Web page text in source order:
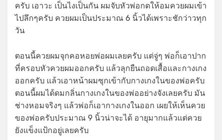
ครับ เอาวะ เป็นไงเป็นกัน ผมจับหัวพ่อกดให้อมควยผมเข้า
ไปลึกๆครับ ควยผมเป็นประมาณ 6 นิ้วได้เพราะชักว่าวทุก
วัน
ตอนนี้ควยผมจุกคอหอยพ่อผมเลยครับ แต่จู่ๆ พ่อก็เอาปาก
ที่ครอบหัวควยผมออกครับ แล้วลุกยืนถอดเสื้อและกางเกง
ออกครับ แล้วเอาหน้าผมซุกเข้ากับกางเกงในของพ่อครับ
ตอนนี้ผมได้ดมกลิ่นกางเกงในของพ่ออย่างจังเลยครับ มัน
ช่างหอมจริงๆ แล้วพ่อก็เอากางเกงในออก เผยให้เห็นควย
ของพ่อครับประมาณ 9 นิ้วน่าจะได้ อายุมากแล้วแต่ควย
ยังแข็งแป้กอยู่เลยครับ